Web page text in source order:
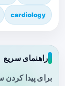
cardiology
راهنمای سریع
برای پیدا